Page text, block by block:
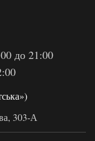
до 21:00
303-А